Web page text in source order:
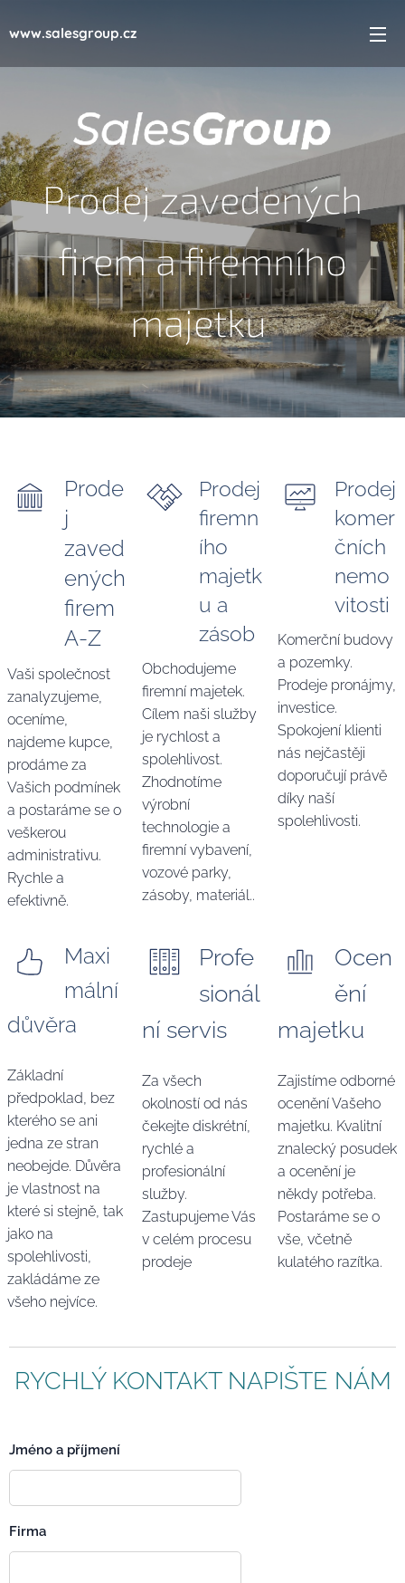
www.salesgroup.cz
Prodej zavedených
firem a firemního
majetku
Prode
j
zaved
ených
firem
A-Z
Vaši společnost
zanalyzujeme,
oceníme,
najdeme kupce,
prodáme za
Vašich podmínek
a postaráme se o
veškerou
administrativu.
Rychle a
efektivně.
Prodej
firemn
ího
majetk
u a
zásob
Obchodujeme
firemní majetek.
Cílem naši služby
je rychlost a
spolehlivost.
Zhodnotíme
výrobní
technologie a
firemní vybavení,
vozové parky,
zásoby, materiál..
Prodej
komer
čních
nemo
vitosti
Komerční budovy
a pozemky.
Prodeje pronájmy,
investice.
Spokojení klienti
nás nejčastěji
doporučují právě
díky naší
spolehlivosti.
Maxi
mální
důvěra
Základní
předpoklad, bez
kterého se ani
jedna ze stran
neobejde. Důvěra
je vlastnost na
které si stejně, tak
jako na
spolehlivosti,
zakládáme ze
všeho nejvíce.
Profe
sionál
ní servis
Za všech
okolností od nás
čekejte diskrétní,
rychlé a
profesionální
služby.
Zastupujeme Vás
v celém procesu
prodeje
Ocen
ění
majetku
Zajistíme odborné
ocenění Vašeho
majetku. Kvalitní
znalecký posudek
a ocenění je
někdy potřeba.
Postaráme se o
vše, včetně
kulatého razítka.
RYCHLÝ KONTAKT NAPIŠTE NÁM
Jméno a příjmení
Firma